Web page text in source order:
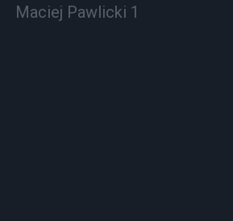
Maciej Pawlicki 1